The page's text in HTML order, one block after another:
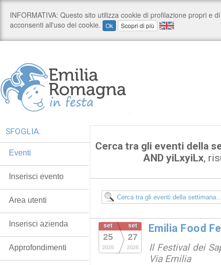
Cerca tra gli eventi della
AND yiLxyiLx,
set
25
2026
set
27
2026
Emilia Food
Il Festival dei
Via Emilia
SFOGLIA:
Eventi
Inserisci evento
Area utenti
Inserisci azienda
Approfondimenti